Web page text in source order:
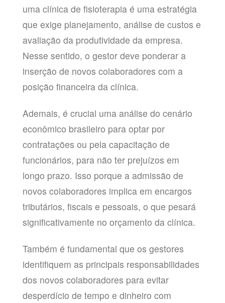
uma clínica de fisioterapia é uma estratégia
que exige planejamento, análise de custos e
avaliação da produtividade da empresa.
Nesse sentido, o gestor deve ponderar a
inserção de novos colaboradores com a
posição financeira da clínica.
Ademais, é crucial uma análise do cenário
econômico brasileiro para optar por
contratações ou pela capacitação de
funcionários, para não ter prejuízos em
longo prazo. Isso porque a admissão de
novos colaboradores implica em encargos
tributários, fiscais e pessoais, o que pesará
significativamente no orçamento da clínica.
Também é fundamental que os gestores
identifiquem as principais responsabilidades
dos novos colaboradores para evitar
desperdício de tempo e dinheiro com